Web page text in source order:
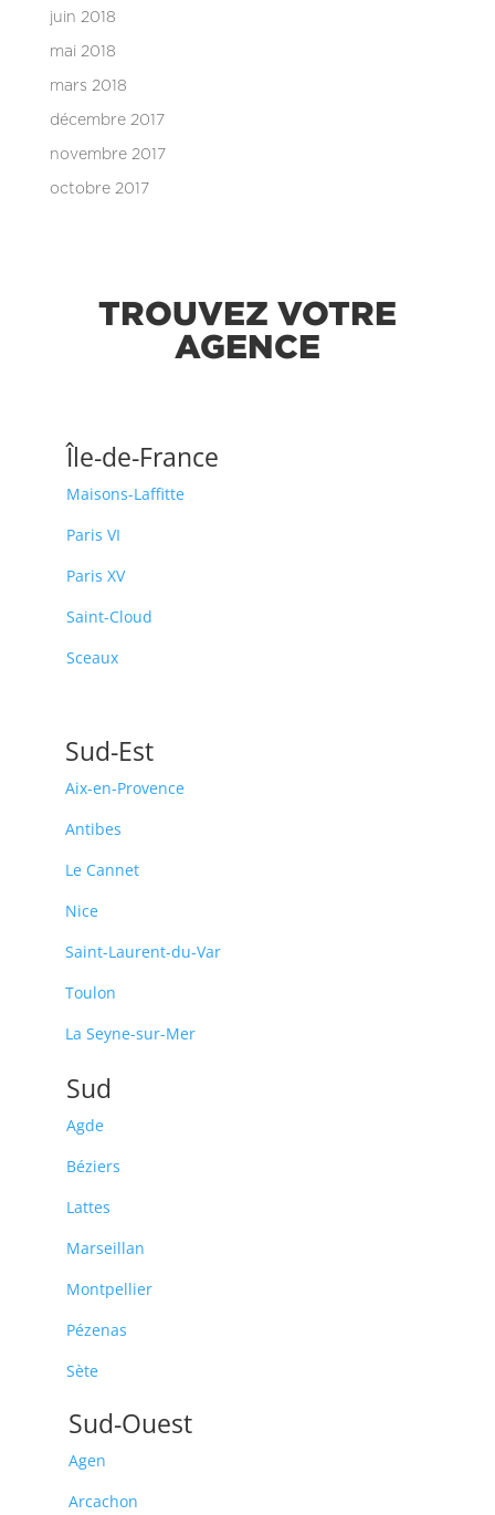
juin 2018
mai 2018
mars 2018
décembre 2017
novembre 2017
octobre 2017
TROUVEZ VOTRE
AGENCE
Île-de-France
Maisons-Laffitte
Paris VI
Paris XV
Saint-Cloud
Sceaux
Sud-Est
Aix-en-Provence
Antibes
Le Cannet
Nice
Saint-Laurent-du-Var
Toulon
La Seyne-sur-Mer
Sud
Agde
Béziers
Lattes
Marseillan
Montpellier
Pézenas
Sète
Sud-Ouest
Agen
Arcachon